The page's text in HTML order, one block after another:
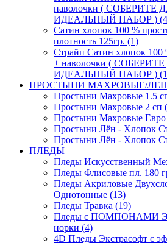
наволочки ( СОБЕРИТЕ
ИДЕАЛЬНЫЙ НАБОР )
Сатин хлопок 100 %
плотность 125гр. (1)
Страйп Сатин хлопок 100
+ наволочки (
ИДЕАЛЬНЫЙ НАБОР )
ПРОСТЫНИ МАХРОВЫЕ/
Простыни Махровые 1.5
Простыни Махровые 2 сп
Простыни Махровые Евро
Простыни Лён - Хлопок
Простыни Лён - Хлопок
ПЛЕДЫ
Пледы Искусственный
Пледы Флисовые пл. 180
Пледы Акриловые
Однотонные (13)
Пледы Травка (19)
Пледы с ПОМПОНАМИ
норки (4)
4D Пледы Экстрасофт с